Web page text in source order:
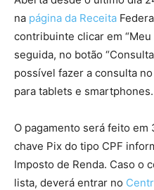
na página da Receita
contribuinte clicar em “Meu
seguida, no botão
possível fazer a consulta
para tablets e smartphones.
O pagamento será feito em
chave Pix do tipo CPF
Imposto de Renda. Caso o
lista, deverá entrar no